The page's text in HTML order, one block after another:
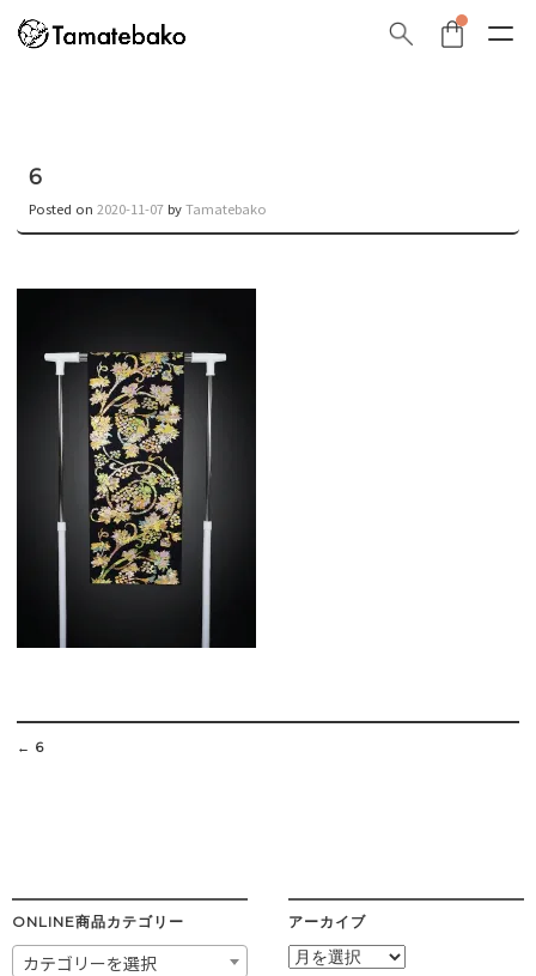
6
Posted on 2020-11-07 byTamatebako
Post
navigation
← 6
ONLINE商品カテゴリー
カテゴリーを選択
アーカイブ
ア